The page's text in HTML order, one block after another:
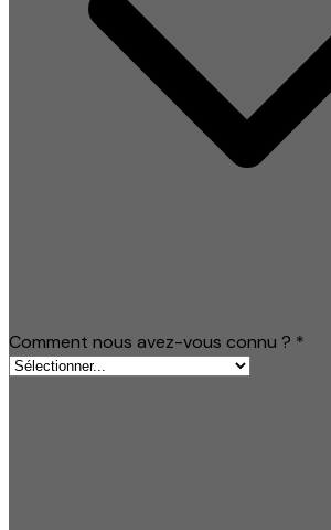
Comment nous avez-vous connu ? *